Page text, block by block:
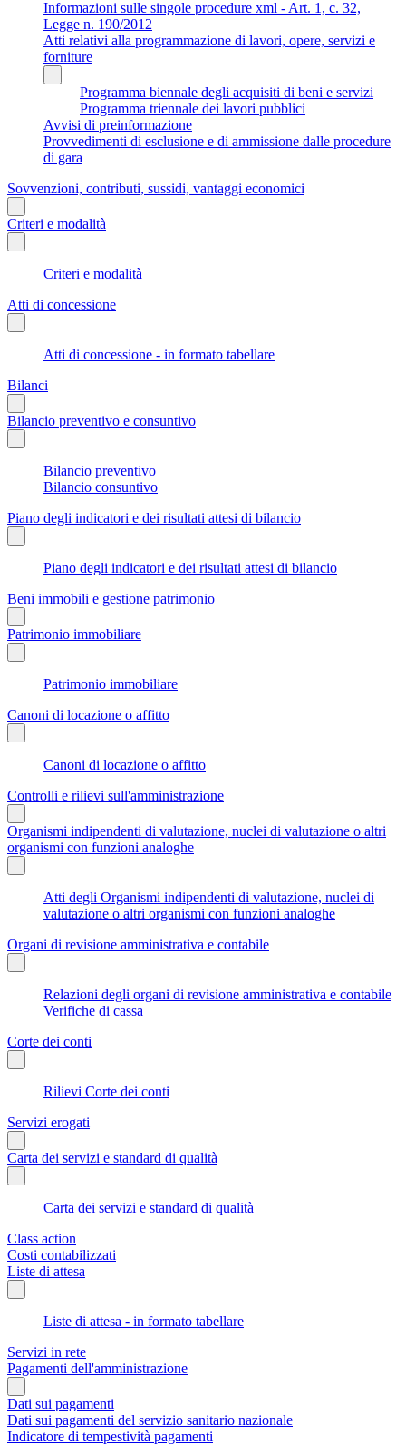
Informazioni sulle singole procedure xml - Art. 1, c. 32,
Legge n. 190/2012
Atti relativi alla programmazione di lavori, opere, servizi e
forniture
Programma biennale degli acquisiti di beni e servizi
Programma triennale dei lavori pubblici
Avvisi di preinformazione
Provvedimenti di esclusione e di ammissione dalle procedure
di gara
Sovvenzioni, contributi, sussidi, vantaggi economici
Criteri e modalità
Criteri e modalità
Atti di concessione
Atti di concessione - in formato tabellare
Bilanci
Bilancio preventivo e consuntivo
Bilancio preventivo
Bilancio consuntivo
Piano degli indicatori e dei risultati attesi di bilancio
Piano degli indicatori e dei risultati attesi di bilancio
Beni immobili e gestione patrimonio
Patrimonio immobiliare
Patrimonio immobiliare
Canoni di locazione o affitto
Canoni di locazione o affitto
Controlli e rilievi sull'amministrazione
Organismi indipendenti di valutazione, nuclei di valutazione o altri
organismi con funzioni analoghe
Atti degli Organismi indipendenti di valutazione, nuclei di
valutazione o altri organismi con funzioni analoghe
Organi di revisione amministrativa e contabile
Relazioni degli organi di revisione amministrativa e contabile
Verifiche di cassa
Corte dei conti
Rilievi Corte dei conti
Servizi erogati
Carta dei servizi e standard di qualità
Carta dei servizi e standard di qualità
Class action
Costi contabilizzati
Liste di attesa
Liste di attesa - in formato tabellare
Servizi in rete
Pagamenti dell'amministrazione
Dati sui pagamenti
Dati sui pagamenti del servizio sanitario nazionale
Indicatore di tempestività pagamenti